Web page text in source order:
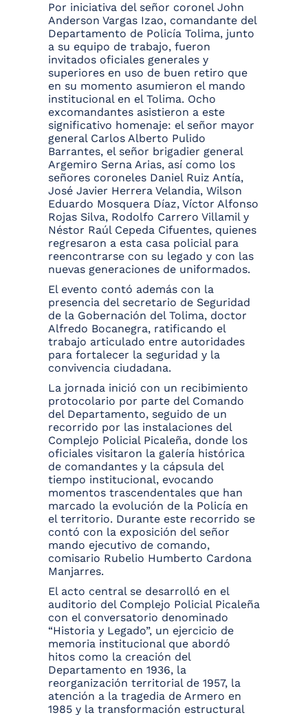
Por iniciativa del señor coronel John
Anderson Vargas Izao, comandante del
Departamento de Policía Tolima, junto
a su equipo de trabajo, fueron
invitados oficiales generales y
superiores en uso de buen retiro que
en su momento asumieron el mando
institucional en el Tolima. Ocho
excomandantes asistieron a este
significativo homenaje: el señor mayor
general Carlos Alberto Pulido
Barrantes, el señor brigadier general
Argemiro Serna Arias, así como los
señores coroneles Daniel Ruiz Antía,
José Javier Herrera Velandia, Wilson
Eduardo Mosquera Díaz, Víctor Alfonso
Rojas Silva, Rodolfo Carrero Villamil y
Néstor Raúl Cepeda Cifuentes, quienes
regresaron a esta casa policial para
reencontrarse con su legado y con las
nuevas generaciones de uniformados.
El evento contó además con la
presencia del secretario de Seguridad
de la Gobernación del Tolima, doctor
Alfredo Bocanegra, ratificando el
trabajo articulado entre autoridades
para fortalecer la seguridad y la
convivencia ciudadana.
La jornada inició con un recibimiento
protocolario por parte del Comando
del Departamento, seguido de un
recorrido por las instalaciones del
Complejo Policial Picaleña, donde los
oficiales visitaron la galería histórica
de comandantes y la cápsula del
tiempo institucional, evocando
momentos trascendentales que han
marcado la evolución de la Policía en
el territorio. Durante este recorrido se
contó con la exposición del señor
mando ejecutivo de comando,
comisario Rubelio Humberto Cardona
Manjarres.
El acto central se desarrolló en el
auditorio del Complejo Policial Picaleña
con el conversatorio denominado
“Historia y Legado”, un ejercicio de
memoria institucional que abordó
hitos como la creación del
Departamento en 1936, la
reorganización territorial de 1957, la
atención a la tragedia de Armero en
1985 y la transformación estructural